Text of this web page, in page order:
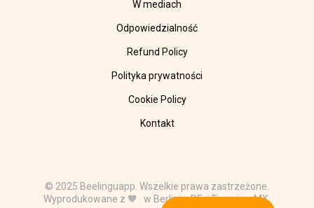
W mediach
Odpowiedzialność
Refund Policy
Polityka prywatności
Cookie Policy
Kontakt
© 2025 Beelinguapp. Wszelkie prawa zastrzeżone.
Wyprodukowane z 🧡 w Berlinie, DE, i Tampico, MX.